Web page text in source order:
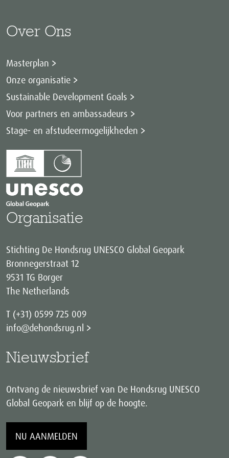
Over Ons
Masterplan
Onze organisatie
Sustainable Development Goals
Voor partners en ambassadeurs
Stage- en afstudeermogelijkheden
Organisatie
Stichting De Hondsrug UNESCO Global Geopark
Bronnegerstraat 12
9531 TG Borger
The Netherlands
T (+31) 0599 725 009
info@dehondsrug.nl
Nieuwsbrief
Ontvang de nieuwsbrief van De Hondsrug UNESCO
Global Geopark en blijf op de hoogte.
NU AANMELDEN